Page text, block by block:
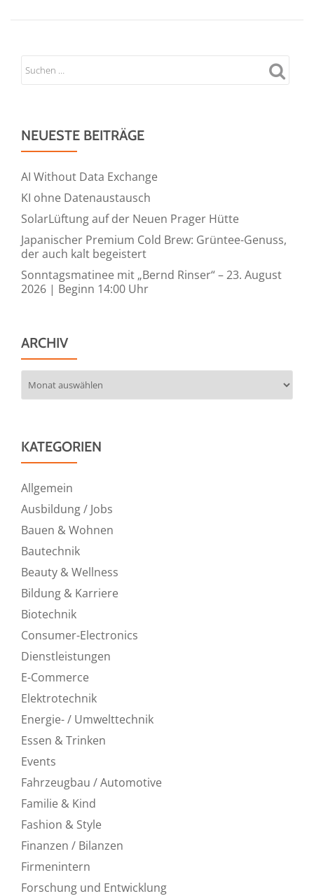
NEUESTE BEITRÄGE
AI Without Data Exchange
KI ohne Datenaustausch
SolarLüftung auf der Neuen Prager Hütte
Japanischer Premium Cold Brew: Grüntee-Genuss,
der auch kalt begeistert
Sonntagsmatinee mit „Bernd Rinser“ – 23. August
2026 | Beginn 14:00 Uhr
ARCHIV
KATEGORIEN
Allgemein
Ausbildung / Jobs
Bauen & Wohnen
Bautechnik
Beauty & Wellness
Bildung & Karriere
Biotechnik
Consumer-Electronics
Dienstleistungen
E-Commerce
Elektrotechnik
Energie- / Umwelttechnik
Essen & Trinken
Events
Fahrzeugbau / Automotive
Familie & Kind
Fashion & Style
Finanzen / Bilanzen
Firmenintern
Forschung und Entwicklung